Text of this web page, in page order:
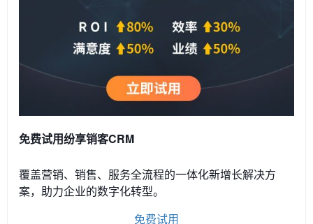
免费试用纷享销客CRM
覆盖营销、销售、服务全流程的一体化新增长解决方
案，助力企业的数字化转型。
免费试用